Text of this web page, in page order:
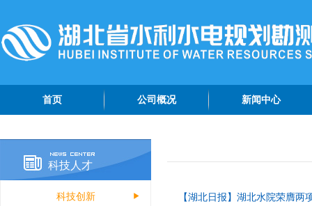
首页 公司概况 新闻中心
管理团队
公司荣誉
公示公告
科技人才
科技创新 【湖北日报】湖北水院荣膺两